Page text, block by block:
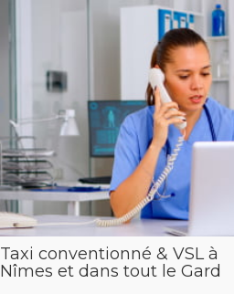
Taxi conventionné & VSL à
Nîmes et dans tout le Gard